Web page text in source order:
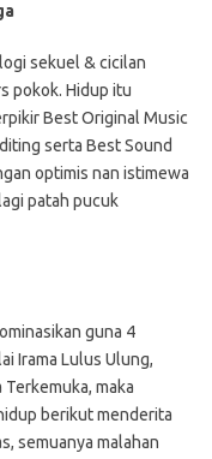
sekuel & cicilan
pokok. Hidup itu
Best Original Music
serta Best Sound
optimis nan istimewa
patah pucuk
guna 4
Irama Lulus Ulung,
maka
berikut menderita
semuanya malahan